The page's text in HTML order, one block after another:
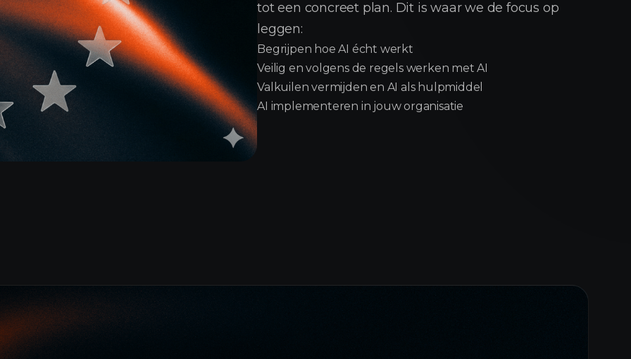
tot een concreet plan. Dit is waar we de focus op
leggen:
Begrijpen hoe AI écht werkt
Veilig en volgens de regels werken met AI
Valkuilen vermijden en AI als hulpmiddel
AI implementeren in jouw organisatie